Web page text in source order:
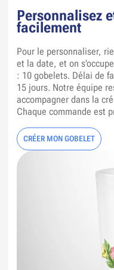
Personnalisez
facilement
Pour le personnaliser,
et la date, et on
: 10 gobelets. Délai de
15 jours. Notre équipe
accompagner dans la
Chaque commande est
CRÉER MON GOBELET